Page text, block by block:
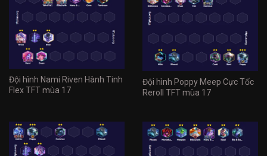
Đội hình Nami Riven Hành Tinh
Flex TFT mùa 17
Đội hình Poppy Meep Cực Tốc
Reroll TFT mùa 17